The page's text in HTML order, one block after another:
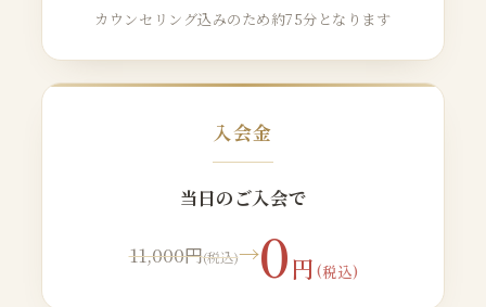
カウンセリング込みのため約75分となります
入会金
当日のご入会で
11,000円(税込)→0円 (税込)